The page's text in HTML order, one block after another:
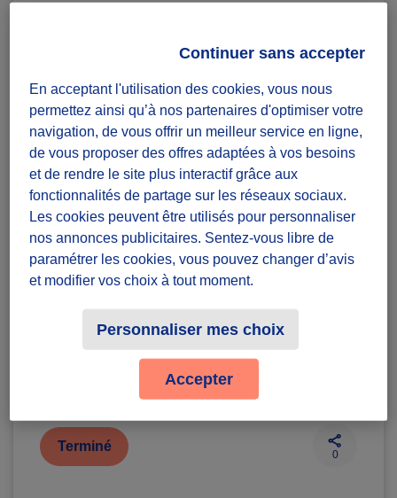
Le Co-Pain épicerie solidaire
COLLECTE ALIMENTAIRE
Diffuzeurs 5 souhaités
Alfortville
Badges à récolter
Terminé
0
En acceptant l'utilisation des cookies, vous nous
permettez ainsi qu’à nos partenaires d'optimiser votre
navigation, de vous offrir un meilleur service en ligne,
de vous proposer des offres adaptées à vos besoins
et de rendre le site plus interactif grâce aux
fonctionnalités de partage sur les réseaux sociaux.
Les cookies peuvent être utilisés pour personnaliser
nos annonces publicitaires. Sentez-vous libre de
paramétrer les cookies, vous pouvez changer d’avis
et modifier vos choix à tout moment.
Personnaliser mes choix
Continuer sans accepter
Accepter